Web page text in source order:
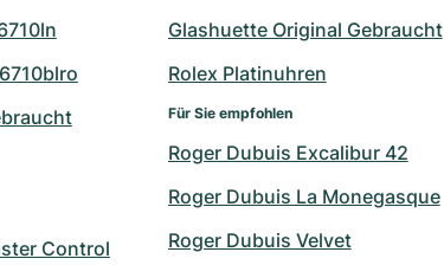
Control
Glashuette Original Gebraucht
Rolex Platinuhren
Für Sie empfohlen
Roger Dubuis Excalibur 42
Roger Dubuis La Monegasque
Roger Dubuis Velvet